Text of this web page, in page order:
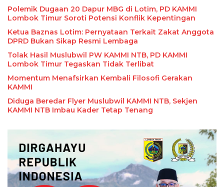
Polemik Dugaan 20 Dapur MBG di Lotim, PD KAMMI
Lombok Timur Soroti Potensi Konflik Kepentingan
Ketua Baznas Lotim: Pernyataan Terkait Zakat Anggota
DPRD Bukan Sikap Resmi Lembaga
Tolak Hasil Muslubwil PW KAMMI NTB, PD KAMMI
Lombok Timur Tegaskan Tidak Terlibat
Momentum Menafsirkan Kembali Filosofi Gerakan
KAMMI
Diduga Beredar Flyer Muslubwil KAMMI NTB, Sekjen
KAMMI NTB Imbau Kader Tetap Tenang